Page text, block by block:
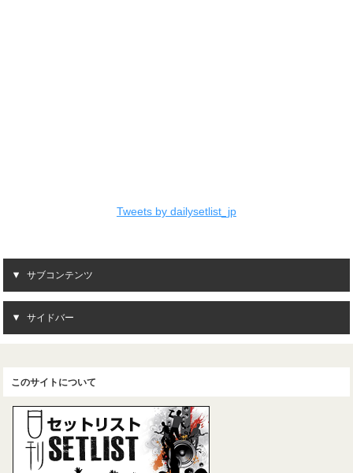
Tweets by dailysetlist_jp
サブコンテンツ
サイドバー
このサイトについて